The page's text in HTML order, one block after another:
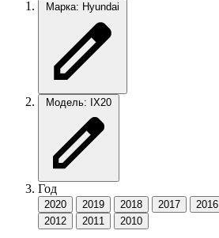
Марка: Hyundai
Модель: IX20
Год
2020 2019 2018 2017 2016
2012
2011 2010